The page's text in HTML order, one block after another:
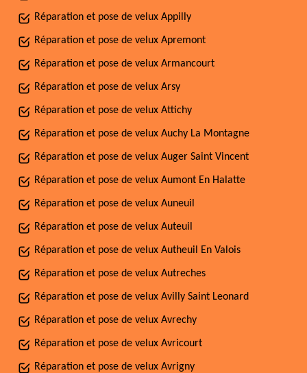
Réparation et pose de velux Appilly
Réparation et pose de velux Apremont
Réparation et pose de velux Armancourt
Réparation et pose de velux Arsy
Réparation et pose de velux Attichy
Réparation et pose de velux Auchy La Montagne
Réparation et pose de velux Auger Saint Vincent
Réparation et pose de velux Aumont En Halatte
Réparation et pose de velux Auneuil
Réparation et pose de velux Auteuil
Réparation et pose de velux Autheuil En Valois
Réparation et pose de velux Autreches
Réparation et pose de velux Avilly Saint Leonard
Réparation et pose de velux Avrechy
Réparation et pose de velux Avricourt
Réparation et pose de velux Avrigny